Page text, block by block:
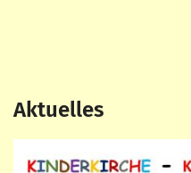
Aktuelles